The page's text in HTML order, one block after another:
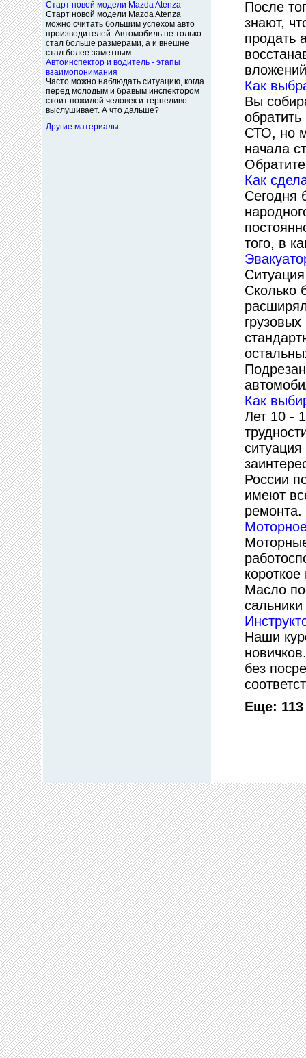
Старт новой модели Mazda Atenza
Старт новой модели Mazda Atenza
можно считать большим успехом авто
производителей. Автомобиль не только
стал больше размерами, а и внешне
стал более заметным.
Автоинспектор и водитель - этапы
взаимопонимания
Часто можно наблюдать ситуацию, когда
перед молодым и бравым инспектором
стоит пожилой человек и терпеливо
выслушивает. А что дальше?
Другие материалы
После
знают,
продать
Как
Вы
СТО, но
начала
Как
Сегодня
того, в
Сколько
Как
Лет 10 -
России
имеют
ремонта.
Масло
Наши
без
Еще: